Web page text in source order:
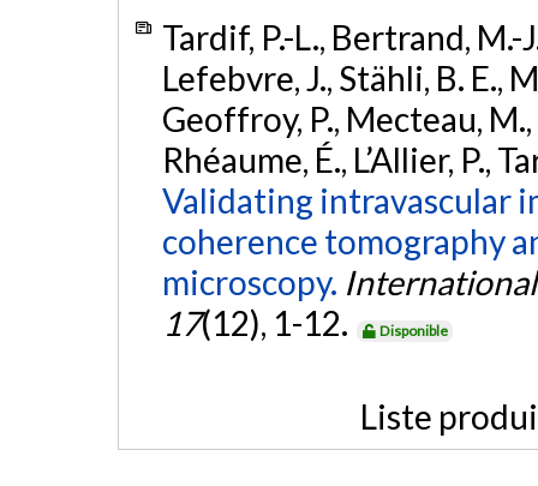
Tardif, P.-L., Bertrand, M.-
Lefebvre, J., Stähli, B. E.,
Geoffroy, P., Mecteau,
Rhéaume, É., L’Allier, P.,
Validating intravascular
coherence tomography
microscopy.
17(12), 1-12. Disponible
Liste